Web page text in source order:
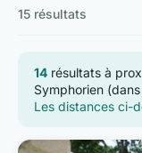
15 résultats
14 résultats à
Symphorien
Les distances ci-